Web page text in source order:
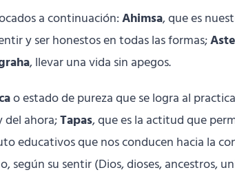
a continuación:Ahimsa, que es
y ser honestos en todas las formas;
, llevar una vida sin apegos.
o estado de pureza que se logra al
del ahora;Tapas, que es la actitud que
educativos que nos conducen hacia la
según su sentir (Dios, dioses, ancestros,